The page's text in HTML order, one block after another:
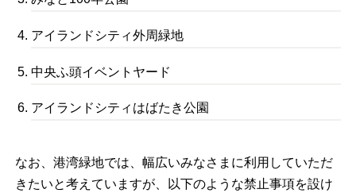
アイランドシティ外周緑地
中央ふ頭イベントヤード
アイランドシティはばたき公園
なお、港湾緑地では、幅広いみなさまに利用していただ
きたいと考えていますが、以下のような禁止事項を設け